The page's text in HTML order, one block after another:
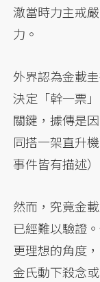
澈當時力主戒
力。
外界認為金載
決定「幹一票
關鍵，據傳是
同搭一架直升
事件皆有描述）
然而，究竟金
已經難以驗證
更理想的角度
金氏動下殺念